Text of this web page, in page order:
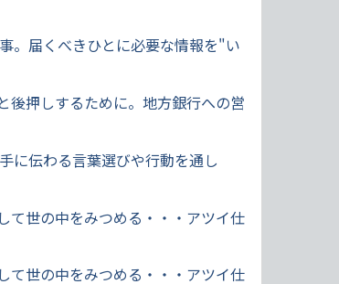
。届くべきひとに必要な情報を"い
後押しするために。地方銀行への営
に伝わる言葉選びや行動を通し
て世の中をみつめる・・・アツイ仕
て世の中をみつめる・・・アツイ仕